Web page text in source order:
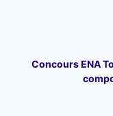
Concours ENA